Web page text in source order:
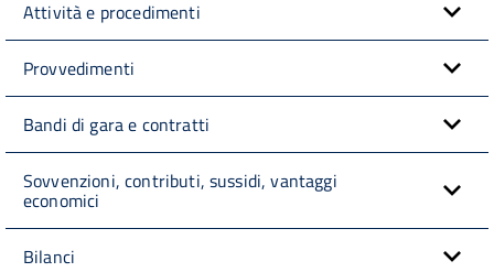
Attività e procedimenti
Provvedimenti
Bandi di gara e contratti
Sovvenzioni, contributi, sussidi, vantaggi
economici
Bilanci